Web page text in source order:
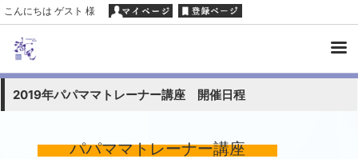
こんにちは ゲスト 様
2019年パパママトレーナー講座 開催日程
パパママトレーナー講座